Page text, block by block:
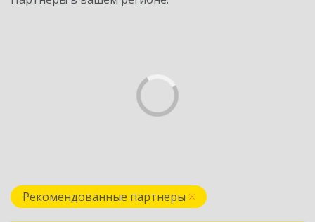
Рекомендованные партнеры